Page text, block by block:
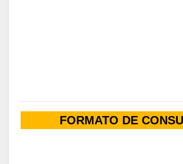
FORMATO DE